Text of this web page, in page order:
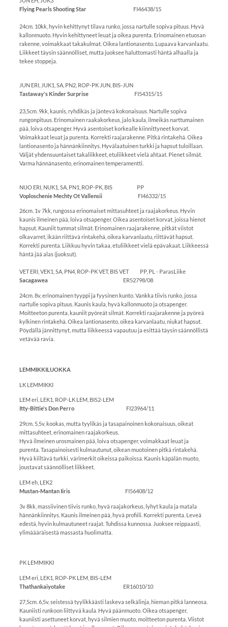
Flying Pearls Shooting StarFI46438/15
24cm. 10kk, hyvin kehittynyt tilava runko, jossa nartulle sopiva pituus. Hyvä
kallonmuoto. Hyvin kehittyneet leuat ja oikea purenta. Erinomainen etuosan
rakenne, voimakkaat takakulmat. Oikea lantionasento. Lupaava karvanlaatu.
Liikkeet täysin säännölliset, mutta juoksee haluttomasti häntä alhaalla ja
tekee stoppeja.
JUN ERI, JUK1, SA, PN2, ROP-PK JUN, BIS-JUN
Tastaway's Kinder SurpriseFI54315/15
23,5cm. 9kk, kaunis, ryhdikäs ja jäntevä kokonaisuus. Nartulle sopiva
rungonpituus. Erinomainen raakakorkeus, jalo kaula, ilmeikäs narttumainen
pää, loiva otsapenger. Hyvä asentoiset korkealle kiinnittyneet korvat.
Voimakkaat leuat ja purenta. Korrekti raajarakenne. Pitkä rintakehä. Oikea
lantionasento ja hännänkiinnitys. Hyvälaatuinen turkki ja hapsut tuloillaan.
Väljät yhdensuuntaiset takaliikkeet, etuliikkeet vielä ahtaat. Pienet silmät.
Varma hännänasento, erinomainen temperamentti.
NUO ERI, NUK1, SA, PN1, ROP-PK, BIS PP
Voploschenie Mechty Ot VallensiiFI46332/15
26cm. 1v 7kk, rungossa erinomaiset mittasuhteet ja raajakorkeus. Hyvin
kaunis ilmeinen pää, loiva otsapenger. Oikea asentoiset korvat, joissa hienot
hapsut. Kauniit tummat silmät. Erinomainen raajarakenne, pitkät viistot
olkavarret, ikään riittävä rintakehä, oikea karvanlaatu, riittävät hapsut.
Korrekti purenta. Liikkuu hyvin takaa, etuliikkeet vielä epävakaat. Liikkeessä
häntä jää alas (juoksut).
VET ERI, VEK1, SA, PN4, ROP-PK VET, BIS VET PP, PL - ParasLiike
SacagaweaER52798/08
24cm. 8v, erinomainen tyyppi ja fyysinen kunto. Vankka tiivis runko, jossa
nartulle sopiva pituus. Kaunis kaula, hyvä kallonmuoto ja otsapenger.
Moitteeton purenta, kauniit pyöreät silmät. Korrekti raajarakenne ja pyöreä
kylkinen rintakehä. Oikea lantionasento, oikea karvanlaatu, niukat hapsut.
Pöydällä jännittynyt, mutta liikkeessä vapautuu ja esittää täysin säännöllistä
vetävää ravia.
LEMMIKKILUOKKA
LK LEMMIKKI
LEM eri, LEK1, ROP-LK LEM, BIS2-LEM
Itty-Bittie's Don PerroFI23964/11
29cm. 5,5v, kookas, mutta tyylikäs ja tasapainoinen kokonaisuus, oikeat
mittasuhteet, erinomainen raajakorkeus.
Hyvä ilmeinen urosmainen pää, loiva otsapenger, voimakkaat leuat ja
purenta. Tasapainoisesti kulmautunut, oikean muotoinen pitkä rintakehä.
Hyvä kiiltävä turkki, värimerkit oikeissa paikoissa. Kaunis käpälän muoto,
joustavat säännölliset liikkeet.
LEM eh, LEK2
Mustan-Mantan Iiris
FI56408/12
3v 8kk, massiivinen tiivis runko, hyvä raajakorkeus, lyhyt kaula ja matala
hännänkiinnitys. Kaunis ilmeinen pää, hyvä profiili. Korrekti purenta. Leveä
edestä, hyvin kulmautuneet raajat. Tuhdissa kunnossa. Juoksee reippaasti,
ylimäääräisestä massasta huolimatta.
PK LEMMIKKI
LEM eri, LEK1, ROP-PK LEM, BIS-LEM
Thathankaiyotake
ER16010/10
27,5cm. 6,5v, seistessä tyylikkäästi laskeva selkälinja, hieman pitkä lanneosa.
Kauniisti runkoon liittyvä kaula. Hyvä päänmuoto. Oikea otsapenger,
kauniisti asettuneet korvat, hyvä silmien muoto, moitteeton purenta. Viistot